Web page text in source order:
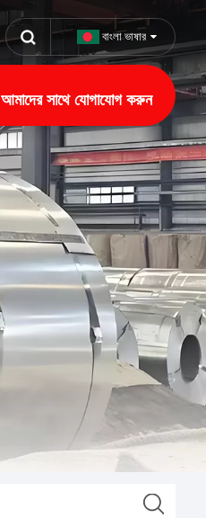
বাংলা ভাষার
আমাদের সাথে যোগাযোগ করুন